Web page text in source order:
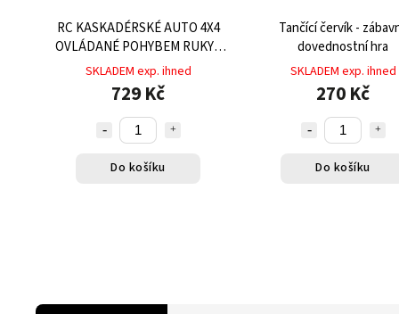
RC KASKADÉRSKÉ AUTO 4X4
OVLÁDANÉ POHYBEM RUKY -
MODRÉ, GESTO KONTROLA
SKLADEM exp. ihned
729 Kč
Do košíku
Tančící červík -
dovednostní hra
SKLADEM exp. ihned
270 Kč
Do košíku